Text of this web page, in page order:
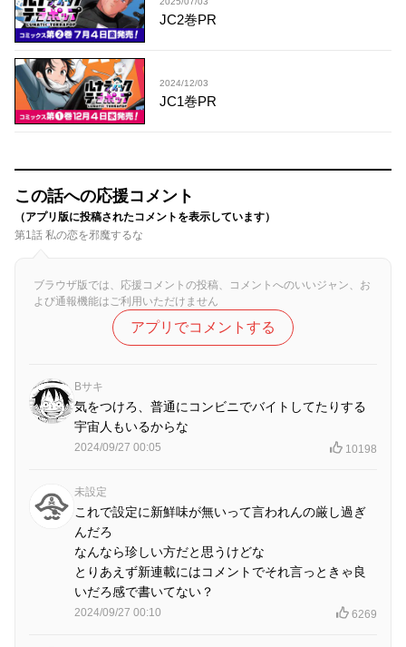
JC2巻PR
2024/12/03
JC1巻PR
この話への応援コメント
（アプリ版に投稿されたコメントを表示しています）
第1話 私の恋を邪魔するな
ブラウザ版では、応援コメントの投稿、コメントへのいいジャン、お
よび通報機能はご利用いただけません
アプリでコメントする
Bサキ
気をつけろ、普通にコンビニでバイトしてたりする
宇宙人もいるからな
2024/09/27 00:05 10198
未設定
これで設定に新鮮味が無いって言われんの厳し過ぎ
んだろ
なんなら珍しい方だと思うけどな
とりあえず新連載にはコメントでそれ言っときゃ良
いだろ感で書いてない？
2024/09/27 00:10 6269